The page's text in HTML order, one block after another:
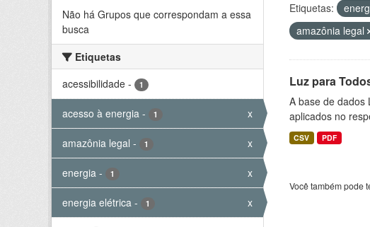
Não há Grupos que correspondam a essa
busca
Etiquetas
acessibilidade - 1
acesso à energia - 1 x
amazônia legal - 1 x
energia - 1 x
energia elétrica - 1 x
Etiquetas:
amazônia legal
Luz para
A base de dados
aplicados no
CSV PDF
Você também pode